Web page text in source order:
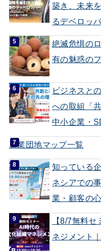
築き、未来
るデベロッ
絶滅危惧の
有の魅惑の
ビジネスと
への取組「
中小企業・
工業団地マップ一覧
知っている
ネシアでの
業・顧客の
【8/7無料
ネジメント